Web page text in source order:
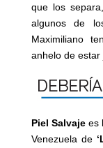
que los
algunos de
Maximiliano
anhelo de estar
Piel Salvajees
Venezuela de